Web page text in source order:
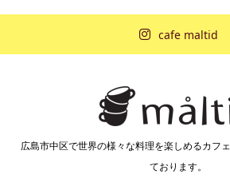
cafe maltid
広島市中区で世界の様々な料理を楽しめるカフ
ております。